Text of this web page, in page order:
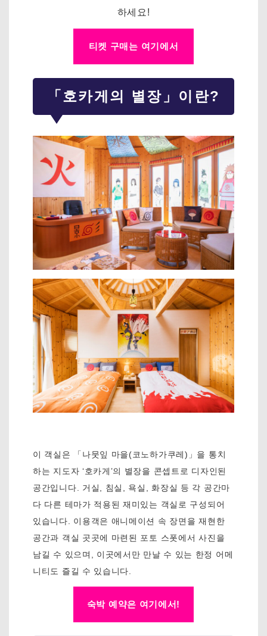
하세요!
티켓 구매는 여기에서
「호카게의 별장」이란?
이 객실은 「나뭇잎 마을(코노하가쿠레)」을 통치
하는 지도자 ‘호카게’의 별장을 콘셉트로 디자인된
공간입니다. 거실, 침실, 욕실, 화장실 등 각 공간마
다 다른 테마가 적용된 재미있는 객실로 구성되어
있습니다. 이용객은 애니메이션 속 장면을 재현한
공간과 객실 곳곳에 마련된 포토 스폿에서 사진을
남길 수 있으며, 이곳에서만 만날 수 있는 한정 어메
니티도 즐길 수 있습니다.
숙박 예약은 여기에서!